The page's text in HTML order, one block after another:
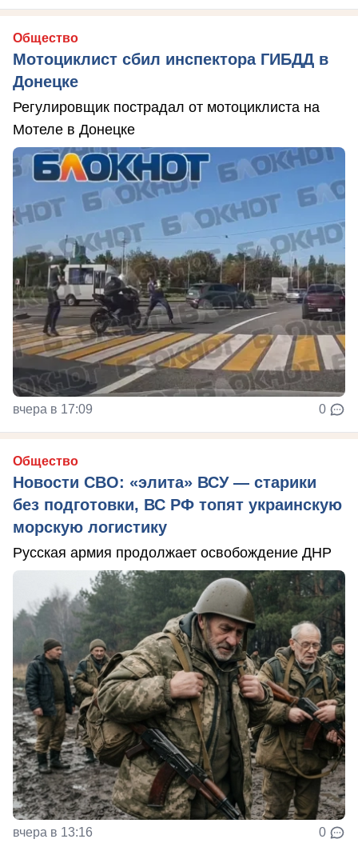
Общество
Мотоциклист сбил инспектора ГИБДД в
Донецке
Регулировщик пострадал от мотоциклиста на
Мотеле в Донецке
вчера в 17:09 0
Общество
Новости СВО: «элита» ВСУ — старики
без подготовки, ВС РФ топят украинскую
морскую логистику
Русская армия продолжает освобождение ДНР
вчера в 13:16 0